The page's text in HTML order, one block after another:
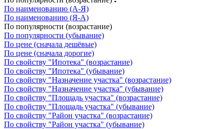
По наименованию (А-Я)
По наименованию (Я-А)
По популярности (возрастание)
По популярности (убывание)
По цене (сначала дешёвые)
По цене (сначала дорогие)
По свойству "Ипотека" (возрастание)
По свойству "Ипотека" (убывание)
По свойству "Назначение участка" (возрастание)
По свойству "Назначение участка" (убывание)
По свойству "Площадь участка" (возрастание)
По свойству "Площадь участка" (убывание)
По свойству "Район участка" (возрастание)
По свойству "Район участка" (убывание)